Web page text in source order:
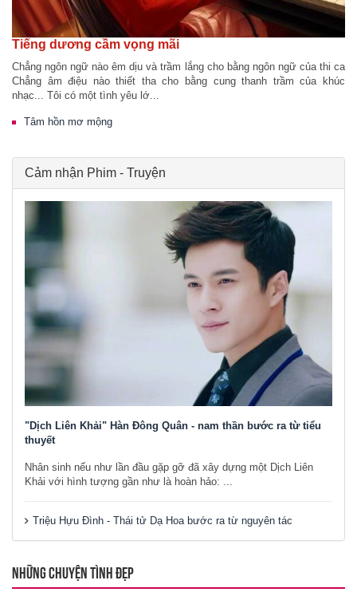
Tiếng dương cầm vọng mãi
Chẳng ngôn ngữ nào êm dịu và trầm lắng cho bằng ngôn ngữ của thi ca
Chẳng âm điệu nào thiết tha cho bằng cung thanh trầm của khúc
nhạc... Tôi có một tình yêu lớ...
Tâm hồn mơ mộng
Cảm nhận Phim - Truyện
"Dịch Liên Khải" Hàn Đông Quân - nam thần bước ra từ tiểu
thuyết
Nhân sinh nếu như lần đầu gặp gỡ đã xây dựng một Dịch Liên
Khải với hình tượng gần như là hoàn hảo: ...
Triệu Hựu Đình - Thái tử Dạ Hoa bước ra từ nguyên tác
NHỮNG CHUYỆN TÌNH ĐẸP